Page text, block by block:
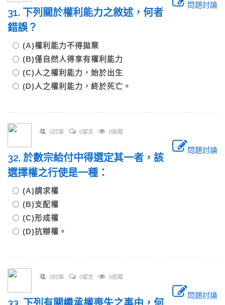
問題討論
31. 下列關於權利能力之敘述，何者
錯誤？
(A)權利能力不得拋棄
(B)僅自然人得享有權利能力
(C)人之權利能力，始於出生
(D)人之權利能力，終於死亡。
0討論 0留言 0追蹤
問題討論
32. 於數宗給付中得選定其一者，該
選擇權之行使是一種：
(A)請求權
(B)支配權
(C)形成權
(D)抗辯權。
0討論 0留言 0追蹤
問題討論